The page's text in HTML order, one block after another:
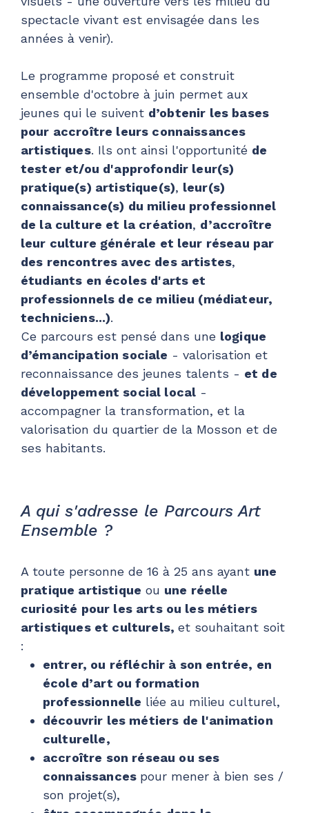
spectacle vivant est envisagée dans les
années à venir).
Le programme proposé et construit
ensemble d'octobre à juin permet aux
jeunes qui le suivent d’obtenir les bases
pour accroître leurs connaissances
artistiques. Ils ont ainsi l'opportunité de
tester et/ou d'approfondir leur(s)
pratique(s) artistique(s), leur(s)
connaissance(s) du milieu professionnel
de la culture et la création, d’accroître
leur culture générale et leur réseau par
des rencontres avec des artistes,
étudiants en écoles d'arts et
professionnels de ce milieu (médiateur,
techniciens...).
Ce parcours est pensé dans une logique
d’émancipation sociale - valorisation et
reconnaissance des jeunes talents - et de
développement social local -
accompagner la transformation, et la
valorisation du quartier de la Mosson et de
ses habitants.
A qui s'adresse le Parcours Art
Ensemble ?
A toute personne de 16 à 25 ans ayant une
pratique artistique ou une réelle
curiosité pour les arts ou les métiers
artistiques et culturels,et souhaitant soit
:
entrer, ou réfléchir à son entrée, en
école d’art ou formation
professionnelle liée au milieu culturel,
découvrir les métiers de l'animation
culturelle,
accroître son réseau ou ses
connaissances pour mener à bien ses /
son projet(s),